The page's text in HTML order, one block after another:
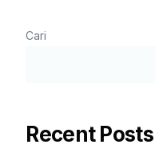
Cari
Recent Posts